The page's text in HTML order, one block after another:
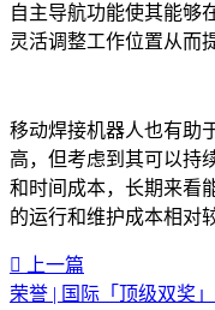
自主导航功能使其能够
灵活调整工作位置从而
移动焊接机器人也有助
高，但考虑到其可以持
和时间成本，长期来看
的运行和维护成本相对
上一篇
荣誉 | 国际「顶级双奖